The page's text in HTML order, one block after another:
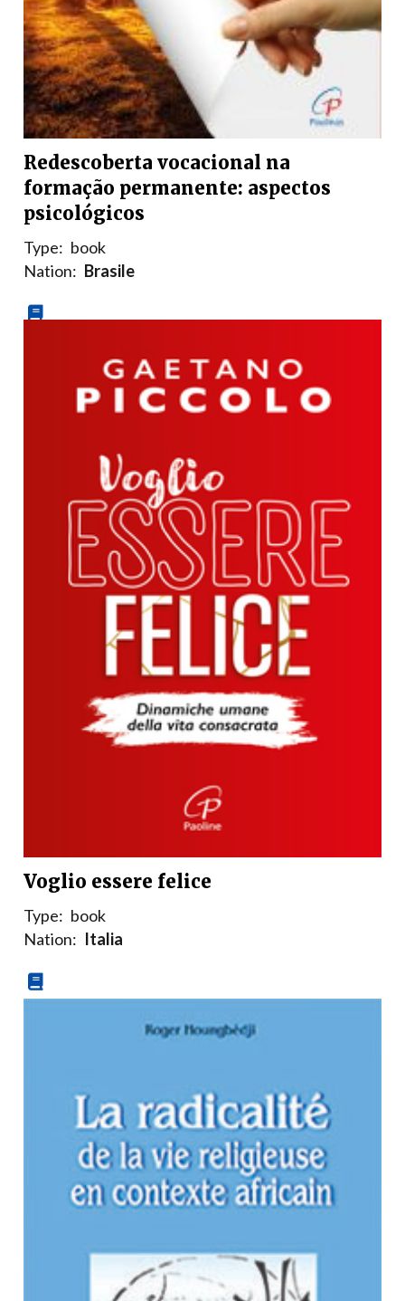
Redescoberta vocacional na
formação permanente: aspectos
psicológicos
Type: book
Nation: Brasile
Voglio essere felice
Type: book
Nation: Italia